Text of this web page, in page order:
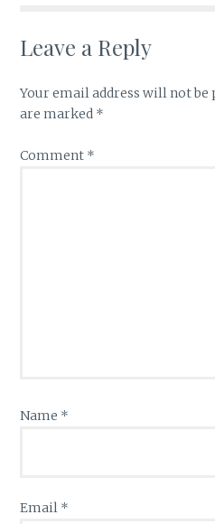
Leave a Reply
Your email address will not be
are marked *
Comment *
Name *
Email *